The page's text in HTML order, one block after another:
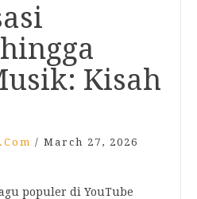
Kisah
/ March 27, 2026
populer di YouTube